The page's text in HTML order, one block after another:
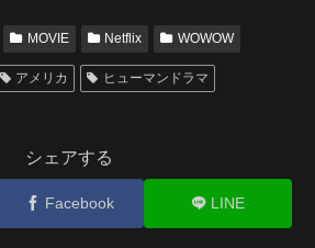
MOVIE Netflix WOWOW
アメリカ
ヒューマンドラマ
シェアする
Facebook LINE